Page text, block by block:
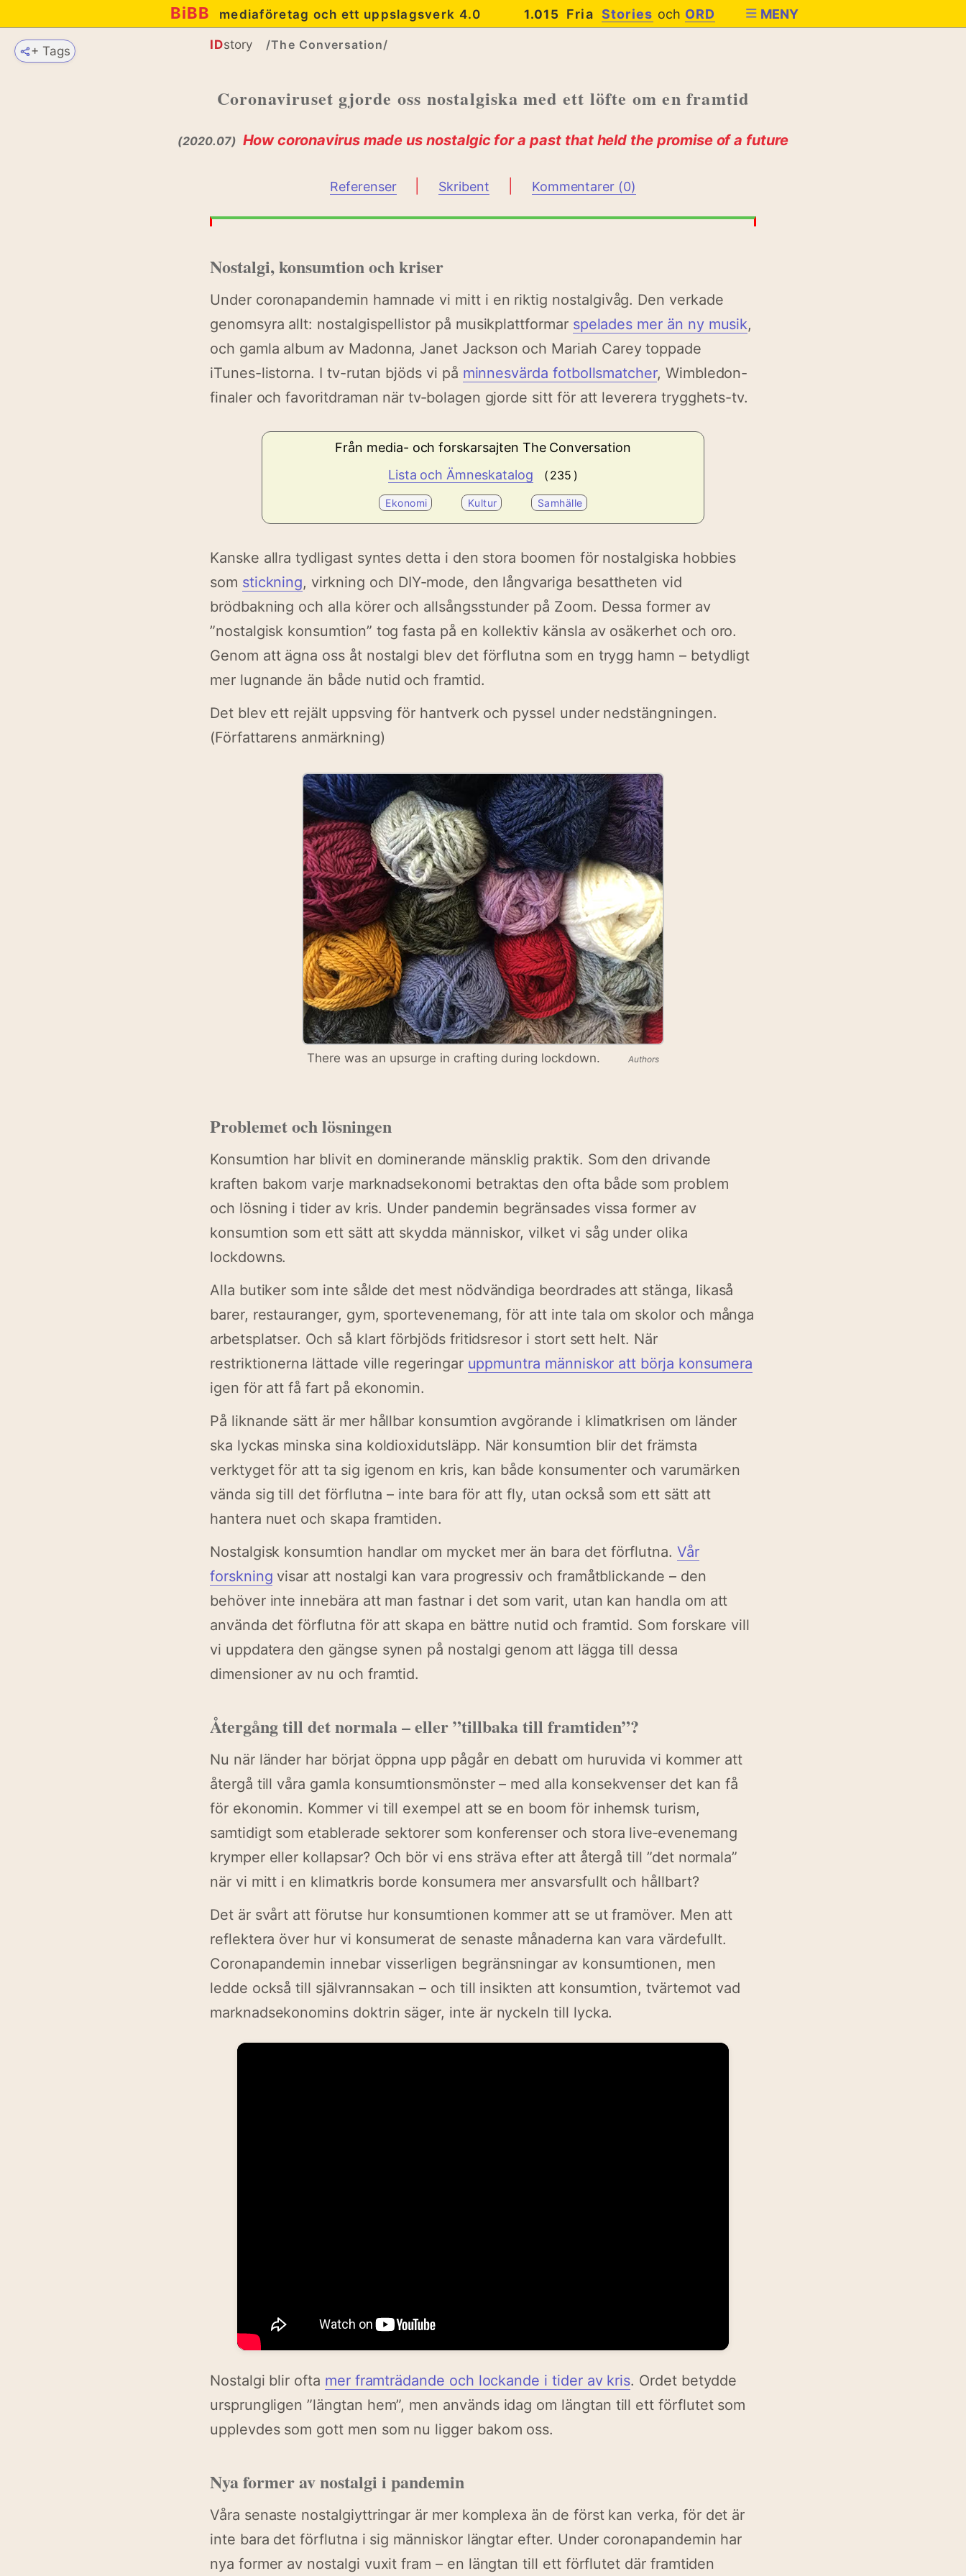
BiBB mediaföretag och ett uppslagsverk 4.0 1.015 Fria Stories och ORD MENY
+ Tags IDstory /The Conversation/
Coronaviruset gjorde oss nostalgiska med ett löfte om en framtid
(2020.07) How coronavirus made us nostalgic for a past that held the promise of a future
Referenser Skribent Kommentarer (0)
Nostalgi, konsumtion och kriser
Under coronapandemin hamnade vi mitt i en riktig nostalgivåg. Den verkade
genomsyra allt: nostalgispellistor på musikplattformar spelades mer än ny musik,
och gamla album av Madonna, Janet Jackson och Mariah Carey toppade
iTunes-listorna. I tv-rutan bjöds vi på minnesvärda fotbollsmatcher, Wimbledon-
finaler och favoritdraman när tv‑bolagen gjorde sitt för att leverera trygghets-tv.
Från media- och forskarsajten The Conversation
Lista och Ämneskatalog
( 235 )
Ekonomi Kultur Samhälle
Kanske allra tydligast syntes detta i den stora boomen för nostalgiska hobbies
som stickning, virkning och DIY‑mode, den långvariga besattheten vid
brödbakning och alla körer och allsångsstunder på Zoom. Dessa former av
”nostalgisk konsumtion” tog fasta på en kollektiv känsla av osäkerhet och oro.
Genom att ägna oss åt nostalgi blev det förflutna som en trygg hamn – betydligt
mer lugnande än både nutid och framtid.
Det blev ett rejält uppsving för hantverk och pyssel under nedstängningen.
(Författarens anmärkning)
There was an upsurge in crafting during lockdown. Authors
Problemet och lösningen
Konsumtion har blivit en dominerande mänsklig praktik. Som den drivande
kraften bakom varje marknadsekonomi betraktas den ofta både som problem
och lösning i tider av kris. Under pandemin begränsades vissa former av
konsumtion som ett sätt att skydda människor, vilket vi såg under olika
lockdowns.
Alla butiker som inte sålde det mest nödvändiga beordrades att stänga, likaså
barer, restauranger, gym, sportevenemang, för att inte tala om skolor och många
arbetsplatser. Och så klart förbjöds fritidsresor i stort sett helt. När
restriktionerna lättade ville regeringar uppmuntra människor att börja konsumera
igen för att få fart på ekonomin.
På liknande sätt är mer hållbar konsumtion avgörande i klimatkrisen om länder
ska lyckas minska sina koldioxidutsläpp. När konsumtion blir det främsta
verktyget för att ta sig igenom en kris, kan både konsumenter och varumärken
vända sig till det förflutna – inte bara för att fly, utan också som ett sätt att
hantera nuet och skapa framtiden.
Nostalgisk konsumtion handlar om mycket mer än bara det förflutna. Vår
forskning visar att nostalgi kan vara progressiv och framåtblickande – den
behöver inte innebära att man fastnar i det som varit, utan kan handla om att
använda det förflutna för att skapa en bättre nutid och framtid. Som forskare vill
vi uppdatera den gängse synen på nostalgi genom att lägga till dessa
dimensioner av nu och framtid.
Återgång till det normala – eller ”tillbaka till framtiden”?
Nu när länder har börjat öppna upp pågår en debatt om huruvida vi kommer att
återgå till våra gamla konsumtionsmönster – med alla konsekvenser det kan få
för ekonomin. Kommer vi till exempel att se en boom för inhemsk turism,
samtidigt som etablerade sektorer som konferenser och stora live‑evenemang
krymper eller kollapsar? Och bör vi ens sträva efter att återgå till ”det normala”
när vi mitt i en klimatkris borde konsumera mer ansvarsfullt och hållbart?
Det är svårt att förutse hur konsumtionen kommer att se ut framöver. Men att
reflektera över hur vi konsumerat de senaste månaderna kan vara värdefullt.
Coronapandemin innebar visserligen begränsningar av konsumtionen, men
ledde också till självrannsakan – och till insikten att konsumtion, tvärtemot vad
marknadsekonomins doktrin säger, inte är nyckeln till lycka.
Nostalgi blir ofta mer framträdande och lockande i tider av kris. Ordet betydde
ursprungligen ”längtan hem”, men används idag om längtan till ett förflutet som
upplevdes som gott men som nu ligger bakom oss.
Nya former av nostalgi i pandemin
Våra senaste nostalgiyttringar är mer komplexa än de först kan verka, för det är
inte bara det förflutna i sig människor längtar efter. Under coronapandemin har
nya former av nostalgi vuxit fram – en längtan till ett förflutet där framtiden